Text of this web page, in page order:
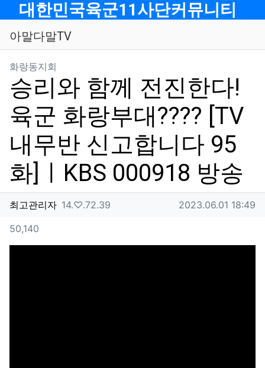
메뉴
대한민국육군11사단커뮤니티
아말다말TV
화랑동지회
승리와 함께 전진한다!
육군 화랑부대???? [TV
내무반 신고합니다 95
화]ㅣKBS 000918 방송
작성자 정보
최고관리자작성
14.♡.72.39 작성일
2023.06.01 18:49
컨텐츠 정보
50,140